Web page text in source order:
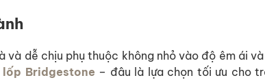
và dễ chịu phụ thuộc không nhỏ vào độ êm ái
lốp Bridgestone – đâu là lựa chọn tối ưu cho